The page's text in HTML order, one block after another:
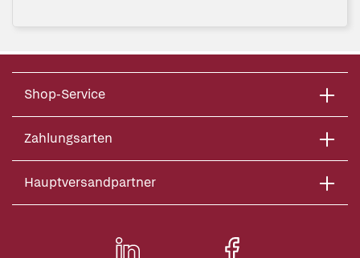
Shop-Service
Zahlungsarten
Hauptversandpartner